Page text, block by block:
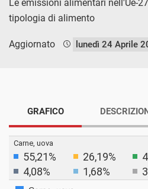
Le emissioni alimentari nell'Ue-
tipologia di alimento
Aggiornato lunedì 24 Aprile
GRAFICO